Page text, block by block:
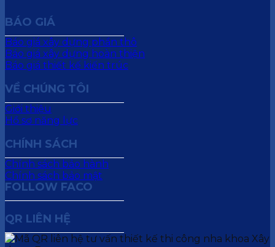
BÁO GIÁ
Báo giá xây dựng phần thô
Báo giá xây dựng hoàn thiện
Báo giá thiết kế kiến trúc
VỀ CHÚNG TÔI
Giới thiệu
Hồ sơ năng lực
CHÍNH SÁCH
Chính sách bảo hành
Chính sách bảo mật
FOLLOW FACO
QR LIÊN HỆ